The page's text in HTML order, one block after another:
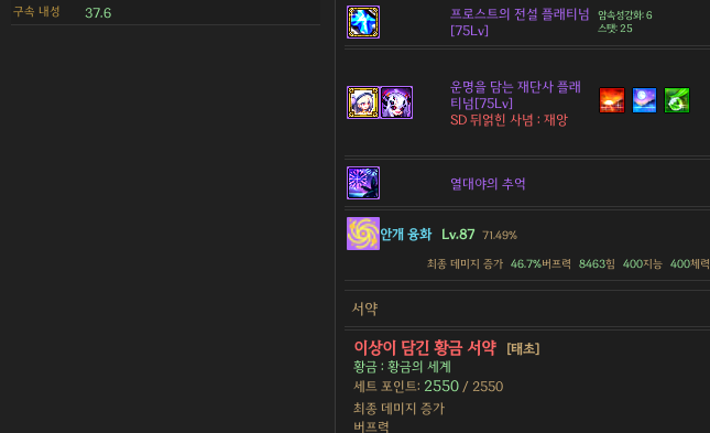
구속 내성 37.6
프로스트의 전설 플래티넘
[75Lv]
암속성강화: 6
스탯: 25
운명을 담는 재단사 플래
티넘[75Lv]
SD 뒤얽힌 사념 : 재앙
열대야의 추억
안개 융화 Lv.87 71.49%
최종 데미지 증가 46.7%버프력 8463힘 400지능 400체력
서약
이상이 담긴 황금 서약
[태초]
황금 : 황금의 세계
세트 포인트: 2550 / 2550
최종 데미지 증가
버프력